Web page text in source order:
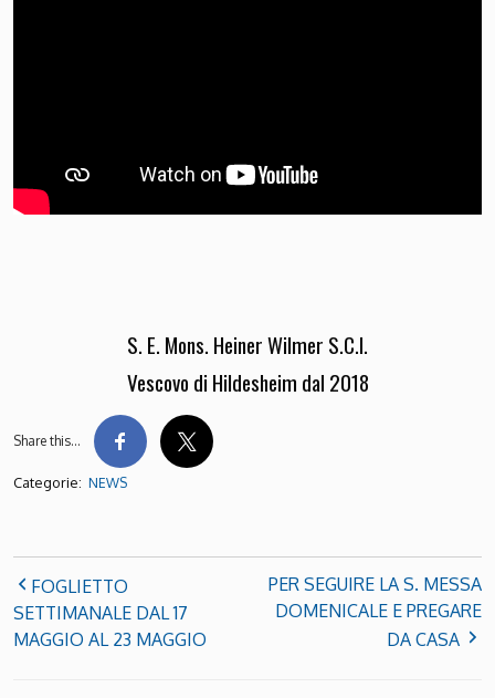
S. E. Mons. Heiner Wilmer S.C.I.
Vescovo di Hildesheim dal 2018
Share this…
Categorie: NEWS
FOGLIETTO
SETTIMANALE DAL 17
MAGGIO AL 23 MAGGIO
PER SEGUIRE LA S. MESSA
DOMENICALE E PREGARE
DA CASA